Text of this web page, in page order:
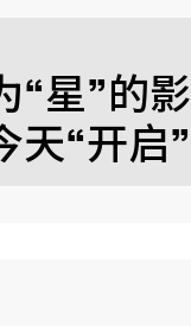
“星”的影
天“开启”